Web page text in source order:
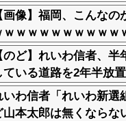
画像】福岡、こんな
ｗｗｗｗｗｗｗｗｗｗ
ｗｗｗｗｗｗｗｗｗｗ
ｗ
のど】れいわ信者、
ている道路を2年半放
作してしまう
いわ信者「れいわ新選
山本太郎は無くならな